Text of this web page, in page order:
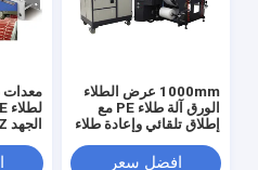
1000mm عرض الطلاء
الورق آلة طلاء PE مع
إطلاق تلقائي وإعادة طلاء
افضل سعر
الجهد 380V/50HZ